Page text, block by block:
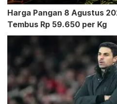
Harga Pangan 8 Agustus
Tembus Rp 59.650 per Kg